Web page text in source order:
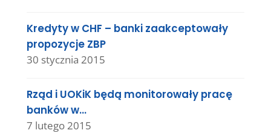
Kredyty w CHF – banki zaakceptowały
propozycje ZBP
30 stycznia 2015
Rząd i UOKiK będą monitorowały pracę
banków w…
7 lutego 2015